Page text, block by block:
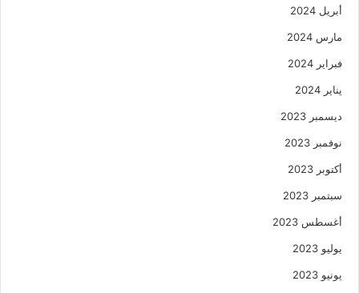
أبريل 2024
مارس 2024
فبراير 2024
يناير 2024
ديسمبر 2023
نوفمبر 2023
أكتوبر 2023
سبتمبر 2023
أغسطس 2023
يوليو 2023
يونيو 2023